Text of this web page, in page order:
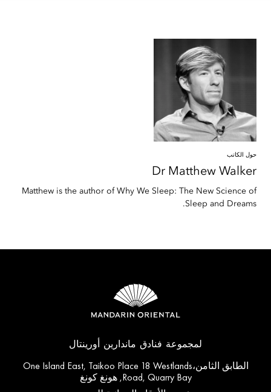
حول الكاتب
Dr Matthew Walker
Matthew is the author of Why We Sleep: The New Science of
Sleep and Dreams.
لمجموعة فنادق ماندارين أورينتال
الطابق الثامن،One Island East, Taikoo Place 18 Westlands
Road, Quarry Bay, هونغ كونغ